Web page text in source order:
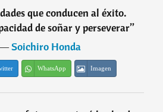
que conducen al éxito.
de soñar y perseverar”
Soichiro Honda
WhatsApp Imagen